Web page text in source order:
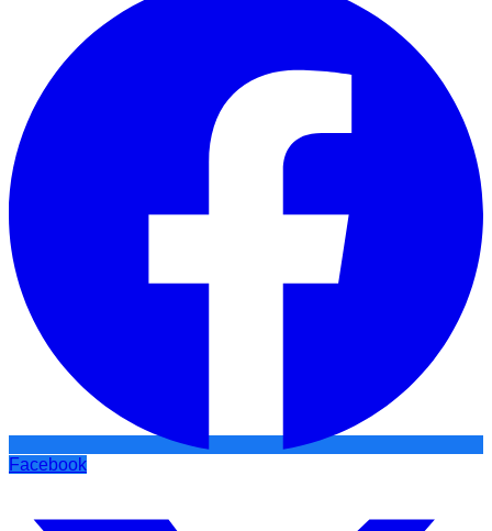
Facebook